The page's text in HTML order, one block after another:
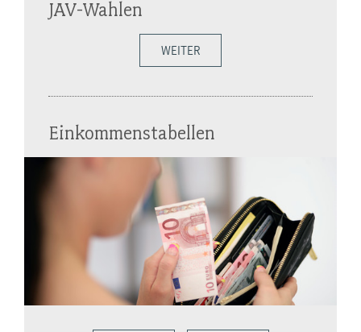
JAV-Wahlen
WEITER
Einkommenstabellen